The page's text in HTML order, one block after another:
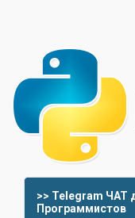
>> Telegram ЧАТ
Программистов